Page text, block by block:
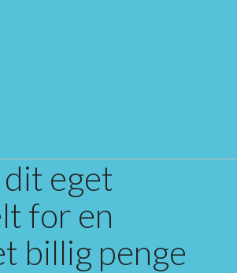
eget
for en
billig penge